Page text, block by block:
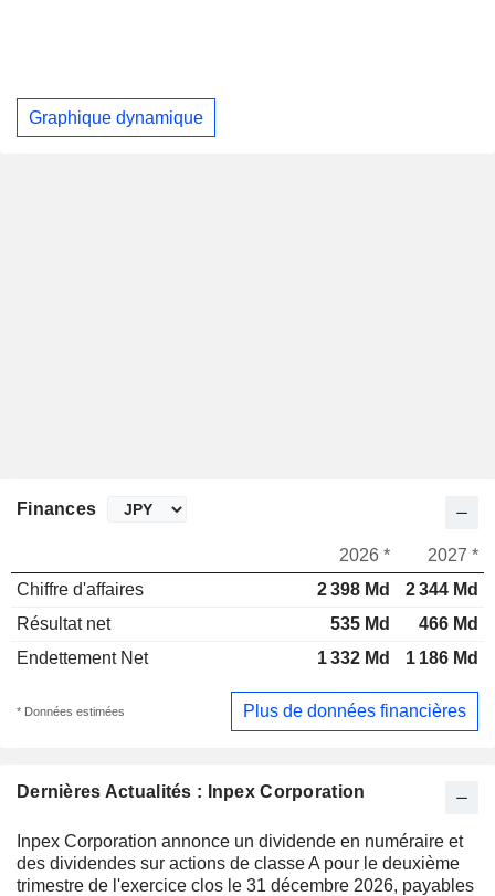
Graphique dynamique
Dernières Actualités : Inpex Corporation
Inpex Corporation annonce un dividende en numéraire et
des dividendes sur actions de classe A pour le deuxième
trimestre de l'exercice clos le 31 décembre 2026, payables
Finances
2026 *
2027 *
Chiffre d'affaires
2 398 Md
2 344 Md
Résultat net
535 Md
466 Md
Endettement Net
1 332 Md 1 186 Md
* Données estimées Plus de données financières